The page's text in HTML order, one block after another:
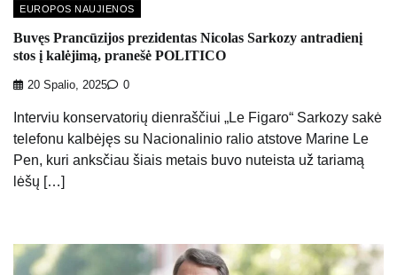
EUROPOS NAUJIENOS
Buvęs Prancūzijos prezidentas Nicolas Sarkozy antradienį
stos į kalėjimą, pranešė POLITICO
20 Spalio, 2025 0
Interviu konservatorių dienraščiui „Le Figaro“ Sarkozy sakė
telefonu kalbėjęs su Nacionalinio ralio atstove Marine Le
Pen, kuri anksčiau šiais metais buvo nuteista už tariamą
lėšų […]